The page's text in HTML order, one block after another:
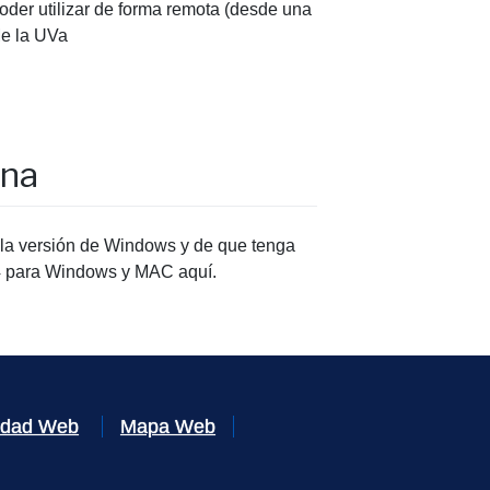
utilizar de forma remota (desde una
la UVa
versión de Windows y de que tenga
Windows y MAC aquí.
Web Mapa Web